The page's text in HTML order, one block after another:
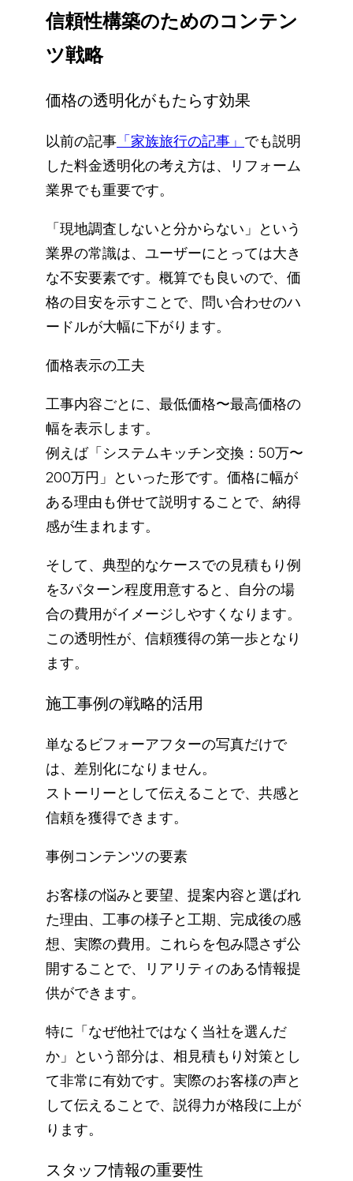
信頼性構築のためのコンテン
ツ戦略
価格の透明化がもたらす効果
以前の記事 「家族旅行の記事」 でも説明
した料金透明化の考え方は、リフォーム
業界でも重要です。
「現地調査しないと分からない」という
業界の常識は、ユーザーにとっては大き
な不安要素です。概算でも良いので、価
格の目安を示すことで、問い合わせのハ
ードルが大幅に下がります。
価格表示の工夫
工事内容ごとに、最低価格〜最高価格の
幅を表示します。
例えば「システムキッチン交換：50万〜
200万円」といった形です。価格に幅が
ある理由も併せて説明することで、納得
感が生まれます。
そして、典型的なケースでの見積もり例
を3パターン程度用意すると、自分の場
合の費用がイメージしやすくなります。
この透明性が、信頼獲得の第一歩となり
ます。
施工事例の戦略的活用
単なるビフォーアフターの写真だけで
は、差別化になりません。
ストーリーとして伝えることで、共感と
信頼を獲得できます。
事例コンテンツの要素
お客様の悩みと要望、提案内容と選ばれ
た理由、工事の様子と工期、完成後の感
想、実際の費用。これらを包み隠さず公
開することで、リアリティのある情報提
供ができます。
特に「なぜ他社ではなく当社を選んだ
か」という部分は、相見積もり対策とし
て非常に有効です。実際のお客様の声と
して伝えることで、説得力が格段に上が
ります。
スタッフ情報の重要性